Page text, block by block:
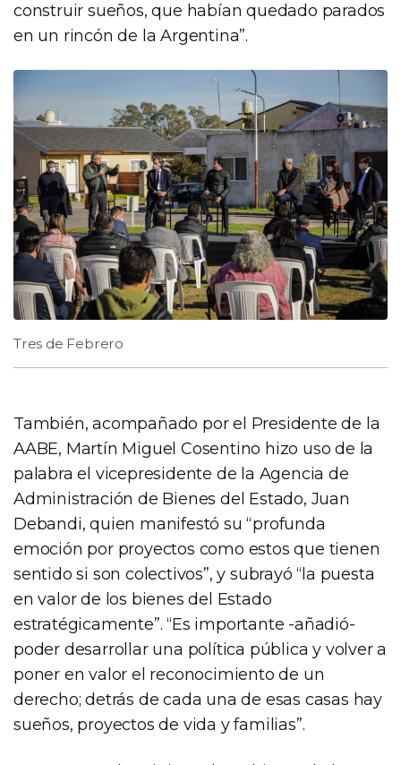
construir sueños, que habían quedado parados
en un rincón de la Argentina”.
Tres de Febrero
También, acompañado por el Presidente de la
AABE, Martín Miguel Cosentino hizo uso de la
palabra el vicepresidente de la Agencia de
Administración de Bienes del Estado, Juan
Debandi, quien manifestó su “profunda
emoción por proyectos como estos que tienen
sentido si son colectivos”, y subrayó “la puesta
en valor de los bienes del Estado
estratégicamente”. “Es importante -añadió-
poder desarrollar una política pública y volver a
poner en valor el reconocimiento de un
derecho; detrás de cada una de esas casas hay
sueños, proyectos de vida y familias”.